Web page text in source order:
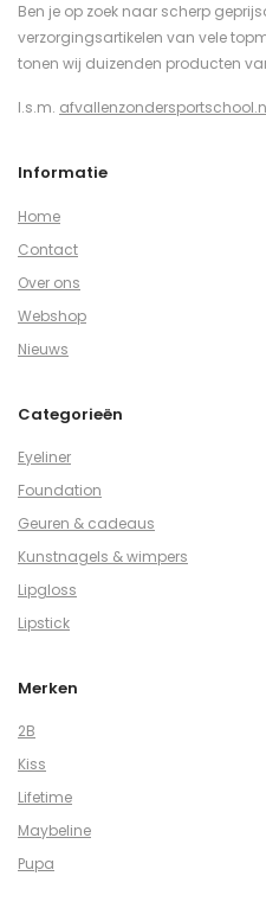
Ben je op zoek naar scherp
verzorgingsartikelen van vele
tonen wij duizenden producten
I.s.m.
Informatie
Home
Contact
Over ons
Webshop
Nieuws
Categorieën
Eyeliner
Foundation
Geuren & cadeaus
Kunstnagels & wimpers
Lipgloss
Lipstick
Merken
2B
Kiss
Lifetime
Maybeline
Pupa